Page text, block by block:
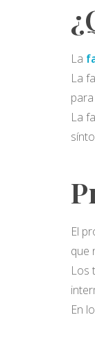
La
La
La
El
que
Los
En